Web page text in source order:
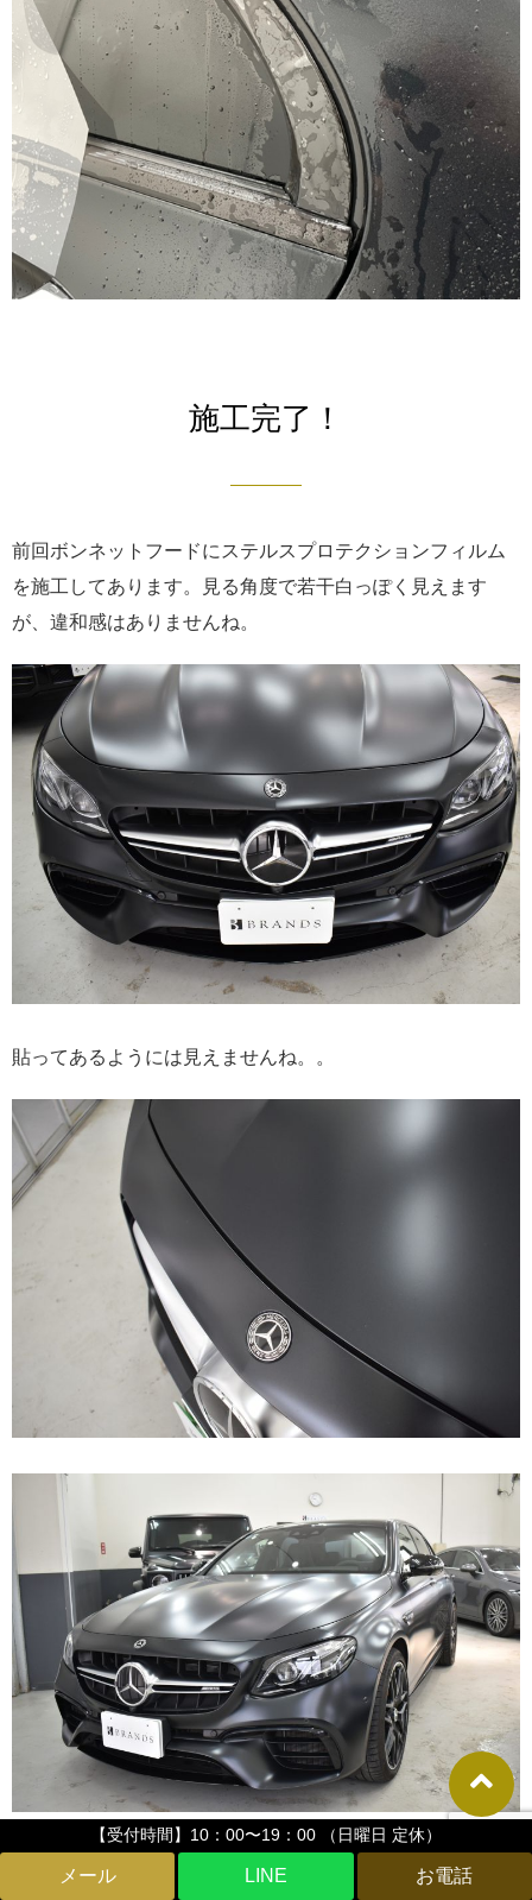
【受付時間】10：00〜19：00 （日曜日 定休）
LINE
施工完了！
前回ボンネットフードにステルスプロテクションフィルム
を施工してあります。見る角度で若干白っぽく見えます
が、違和感はありませんね。
貼ってあるようには見えませんね。。
マット感たっぷりのやさしい反射。美しい。